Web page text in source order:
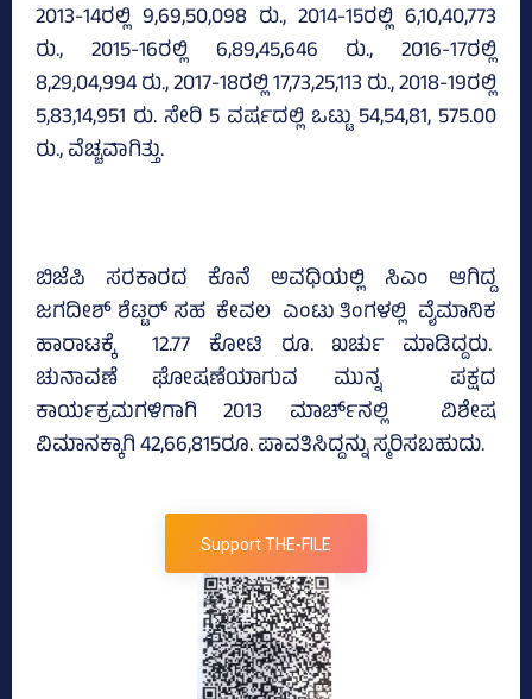
2013-14ರಲ್ಲಿ 9,69,50,098 ರು., 2014-15ರಲ್ಲಿ 6,10,40,773
ರು., 2015-16ರಲ್ಲಿ 6,89,45,646 ರು., 2016-17ರಲ್ಲಿ
8,29,04,994 ರು., 2017-18ರಲ್ಲಿ 17,73,25,113 ರು., 2018-19ರಲ್ಲಿ
5,83,14,951 ರು. ಸೇರಿ 5 ವರ್ಷದಲ್ಲಿ ಒಟ್ಟು 54,54,81, 575.00
ರು., ವೆಚ್ಚವಾಗಿತ್ತು.
ಬಿಜೆಪಿ ಸರಕಾರದ ಕೊನೆ ಅವಧಿಯಲ್ಲಿ ಸಿಎಂ ಆಗಿದ್ದ
ಜಗದೀಶ್ ಶೆಟ್ಟರ್ ಸಹ ಕೇವಲ ಎಂಟು ತಿಂಗಳಲ್ಲಿ ವೈಮಾನಿಕ
ಹಾರಾಟಕ್ಕೆ 12.77 ಕೋಟಿ ರೂ. ಖರ್ಚು ಮಾಡಿದ್ದರು.
ಚುನಾವಣೆ ಘೋಷಣೆಯಾಗುವ ಮುನ್ನ ಪಕ್ಷದ
ಕಾರ್ಯಕ್ರಮಗಳಿಗಾಗಿ 2013 ಮಾರ್ಚ್‌ನಲ್ಲಿ ವಿಶೇಷ
ವಿಮಾನಕ್ಕಾಗಿ 42,66,815ರೂ. ಪಾವತಿಸಿದ್ದನ್ನು ಸ್ಮರಿಸಬಹುದು.
Support THE-FILE